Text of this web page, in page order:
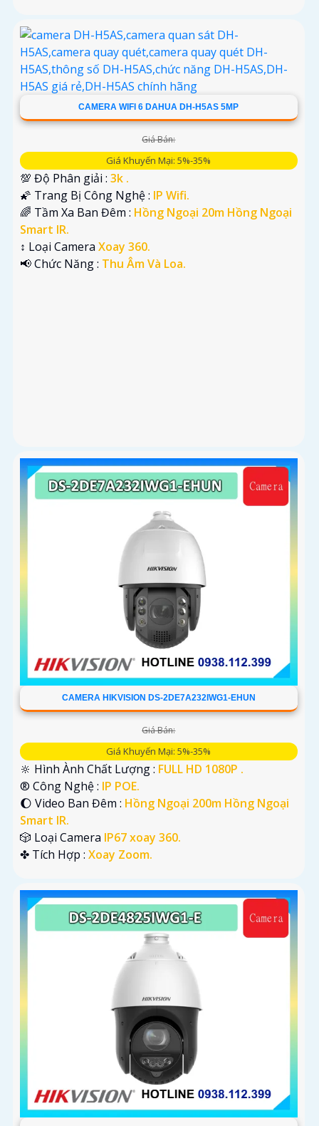
CAMERA WIFI 6 DAHUA DH-H5AS 5MP
Giá Bán:
Giá Khuyến Mại: 5%-35%
💯 Độ Phân giải : 3k .
🌠 Trang Bị Công Nghệ : IP Wifi.
🌈 Tầm Xa Ban Đêm : Hồng Ngoại 20m Hồng Ngoại
Smart IR.
↕️ Loại Camera Xoay 360.
️📢 Chức Năng : Thu Âm Và Loa.
CAMERA HIKVISION DS-2DE7A232IWG1-EHUN
Giá Bán:
Giá Khuyến Mại: 5%-35%
🔆 Hình Ành Chất Lượng : FULL HD 1080P .
®️ Công Nghệ : IP POE.
🌔 Video Ban Đêm : Hồng Ngoại 200m Hồng Ngoại
Smart IR.
🎲 Loại Camera IP67 xoay 360.
️✤ Tích Hợp : Xoay Zoom.